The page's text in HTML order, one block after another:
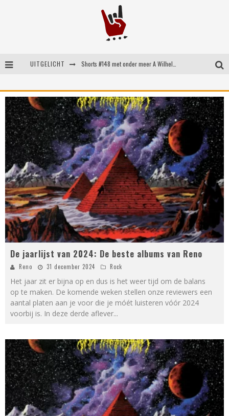
UITGELICHT
Britse emorockers van Basement maken tweede comeback met het indrukwekkende ‘Wired’
Shorts #149 met onder meer No Cure, Eva Under Fire, The Hu en Sleeping With Sirens
De jaarlijst van 2024: De beste albums van Reno
Reno 31 december 2024 Rock
Het jaar zit er bijna op en dus is het weer tijd om de balans
op te maken. De komende weken stellen onze reviewers een
aantal platen aan je voor die je móét luisteren vóór 2024
voorbij is. In deze derde aflever...